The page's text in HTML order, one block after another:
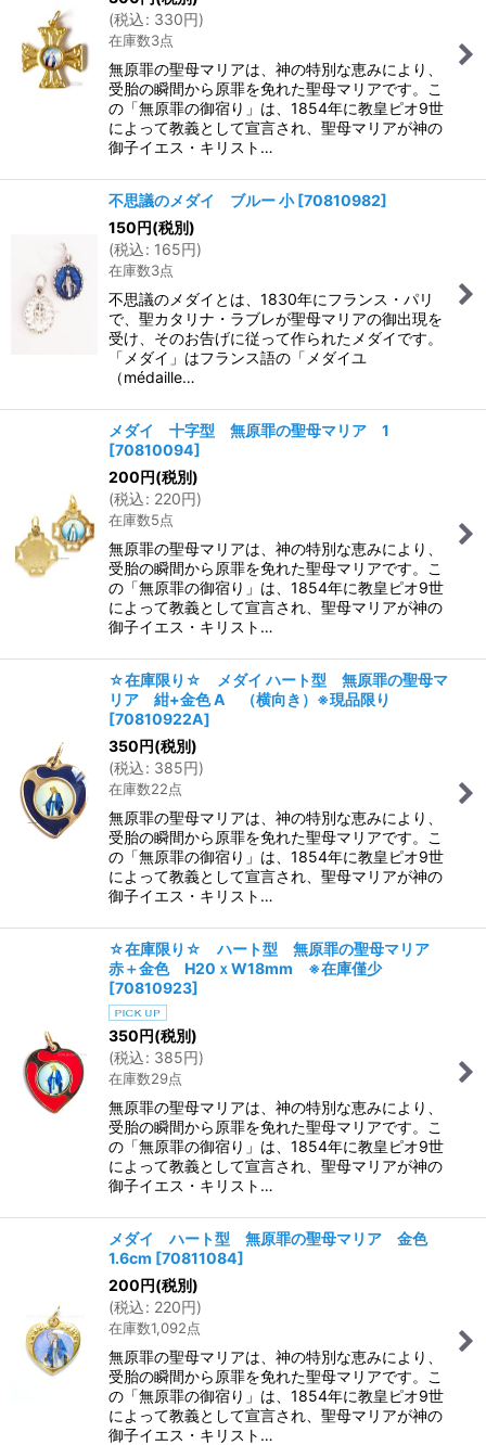
(税込: 330円)
在庫数3点
無原罪の聖母マリアは、神の特別な恵みにより、
受胎の瞬間から原罪を免れた聖母マリアです。こ
の「無原罪の御宿り」は、1854年に教皇ピオ9世
によって教義として宣言され、聖母マリアが神の
御子イエス・キリスト…
不思議のメダイ ブルー 小 [70810982]
150円(税別)
(税込: 165円)
在庫数3点
不思議のメダイとは、1830年にフランス・パリ
で、聖カタリナ・ラブレが聖母マリアの御出現を
受け、そのお告げに従って作られたメダイです。
「メダイ」はフランス語の「メダイユ
（médaille…
メダイ 十字型 無原罪の聖母マリア 1
[70810094]
200円(税別)
(税込: 220円)
在庫数5点
無原罪の聖母マリアは、神の特別な恵みにより、
受胎の瞬間から原罪を免れた聖母マリアです。こ
の「無原罪の御宿り」は、1854年に教皇ピオ9世
によって教義として宣言され、聖母マリアが神の
御子イエス・キリスト…
☆在庫限り☆ メダイ ハート型 無原罪の聖母マ
リア 紺+金色 A （横向き）※現品限り
[70810922A]
350円(税別)
(税込: 385円)
在庫数22点
無原罪の聖母マリアは、神の特別な恵みにより、
受胎の瞬間から原罪を免れた聖母マリアです。こ
の「無原罪の御宿り」は、1854年に教皇ピオ9世
によって教義として宣言され、聖母マリアが神の
御子イエス・キリスト…
☆在庫限り☆ ハート型 無原罪の聖母マリア
赤＋金色 H20ｘW18mm ※在庫僅少
[70810923]
350円(税別)
(税込: 385円)
在庫数29点
無原罪の聖母マリアは、神の特別な恵みにより、
受胎の瞬間から原罪を免れた聖母マリアです。こ
の「無原罪の御宿り」は、1854年に教皇ピオ9世
によって教義として宣言され、聖母マリアが神の
御子イエス・キリスト…
メダイ ハート型 無原罪の聖母マリア 金色
1.6cm [70811084]
200円(税別)
(税込: 220円)
在庫数1,092点
無原罪の聖母マリアは、神の特別な恵みにより、
受胎の瞬間から原罪を免れた聖母マリアです。こ
の「無原罪の御宿り」は、1854年に教皇ピオ9世
によって教義として宣言され、聖母マリアが神の
御子イエス・キリスト…